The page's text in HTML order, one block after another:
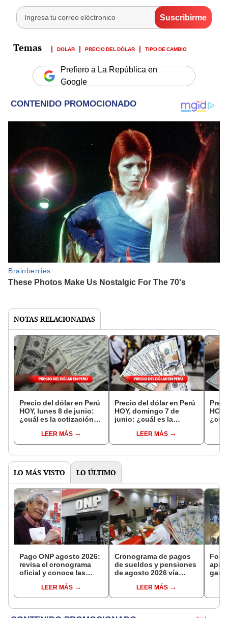
DOLAR PRECIO DEL DÓLAR TIPO DE CAMBIO
Prefiero a La República en
Google
NOTAS RELACIONADAS
Precio del dólar en Perú
HOY, lunes 8 de junio:
¿cuál es la cotización
LEER MÁS
Precio del dólar en Perú
HOY, domingo 7 de
junio: ¿cuál es la
cambio tras el flash
electoral?
LEER MÁS
LO MÁS VISTO LO ÚLTIMO
Pago ONP agosto 2026:
revisa el cronograma
oficial y conoce las
apellidoLEER MÁS
Cronograma de pagos
de sueldos y pensiones
de agosto 2026 vía
conoce las fechas de
depósito
LEER MÁS